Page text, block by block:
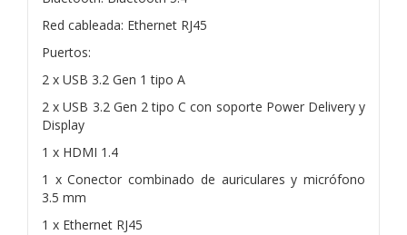
Red cableada: Ethernet RJ45
Puertos:
2 x USB 3.2 Gen 1 tipo A
2 x USB 3.2 Gen 2 tipo C con soporte Power Delivery y
Display
1 x HDMI 1.4
1 x Conector combinado de auriculares y micrófono
3.5 mm
1 x Ethernet RJ45